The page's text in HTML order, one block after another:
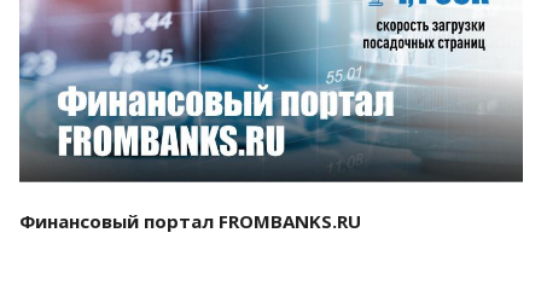
Смотреть проект
Финансовый портал FROMBANKS.RU